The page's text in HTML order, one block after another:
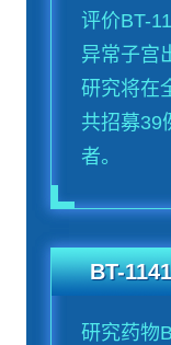
评价BT-
异常子宫
研究将在
共招募39
者。
BT-
研究药物